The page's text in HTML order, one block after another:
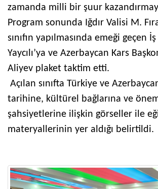
zamanda milli bir şuur
Program sonunda Iğdır Valisi M.
sınıfın yapılmasında emeği geçen
Yaycılı’ya ve Azerbaycan Kars
Aliyev plaket taktim etti.
Açılan sınıfta Türkiye ve
tarihine, kültürel bağlarına ve
şahsiyetlerine ilişkin görseller ile
materyallerinin yer aldığı belirtildi.